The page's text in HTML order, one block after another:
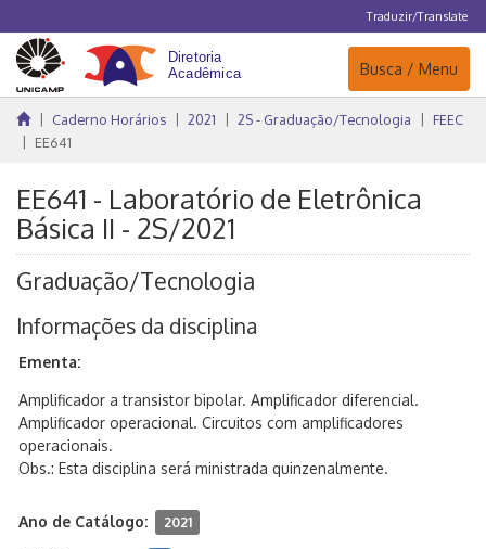
Traduzir/Translate
Navegação
Busca / Menu
Caderno Horários 2021 2S - Graduação/Tecnologia
FEEC
EE641
EE641 - Laboratório de Eletrônica
Básica II - 2S/2021
Graduação/Tecnologia
Informações da disciplina
Ementa:
Amplificador a transistor bipolar. Amplificador diferencial.
Amplificador operacional. Circuitos com amplificadores
operacionais.
Obs.: Esta disciplina será ministrada quinzenalmente.
Ano de Catálogo: 2021